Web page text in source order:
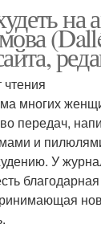
на
многих
передач,
и
У